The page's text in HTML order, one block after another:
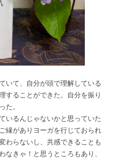
いて、自分が頭で理解している
することができた。自分を振り
た。
いるんじゃないかと思っていた
縁がありヨーガを行じておられ
わらないし、共感できることも
なきゃ！と思うところもあり、